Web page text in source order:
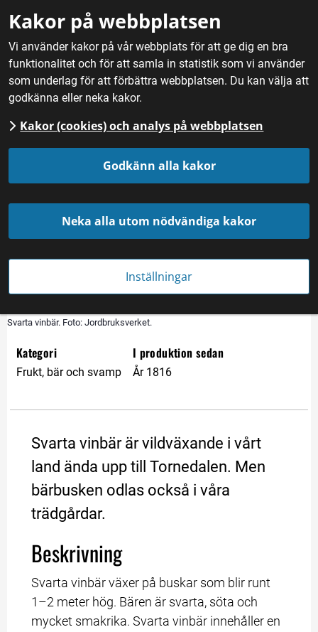
Kakor på webbplatsen
Vi använder kakor på vår webbplats för att ge dig en bra
funktionalitet och för att samla in statistik som vi använder
som underlag för att förbättra webbplatsen. Du kan välja att
godkänna eller neka kakor.
Kakor (cookies) och analys på webbplatsen
Godkänn alla kakor
Neka alla utom nödvändiga kakor
Inställningar
Hem / Mat / Frukt, bär och svamp / Svarta vinbär
Svarta vinbär
Svarta vinbär. Foto: Jordbruksverket.
Kategori
Frukt, bär och svamp
I produktion sedan
År 1816
Svarta vinbär är vildväxande i vårt
land ända upp till Tornedalen. Men
bärbusken odlas också i våra
trädgårdar.
Beskrivning
Svarta vinbär växer på buskar som blir runt
1–2 meter hög. Bären är svarta, söta och
mycket smakrika. Svarta vinbär innehåller en